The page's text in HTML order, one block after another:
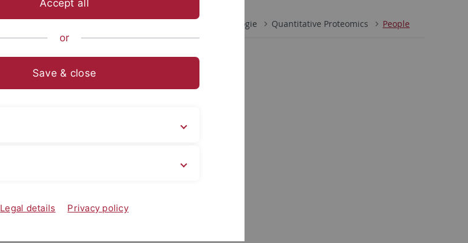
Zellbiologie Quantitative Proteomics People
Accept all
or
Save & close
Legal details Privacy policy